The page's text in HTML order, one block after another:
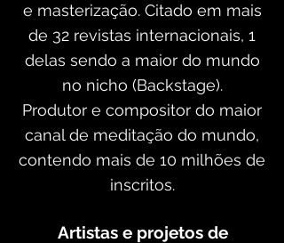
e masterização. Citado em mais
de 32 revistas internacionais, 1
delas sendo a maior do mundo
no nicho (Backstage).
Produtor e compositor do maior
canal de meditação do mundo,
contendo mais de 10 milhões de
inscritos.
Artistas e projetos de